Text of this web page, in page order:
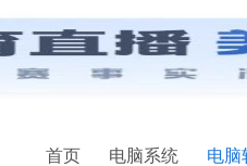
首页 电脑系统 电脑